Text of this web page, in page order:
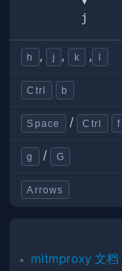
h , j , k , l
Ctrl b
Space / Ctrl f
g / G
Arrows
mitmproxy 文档